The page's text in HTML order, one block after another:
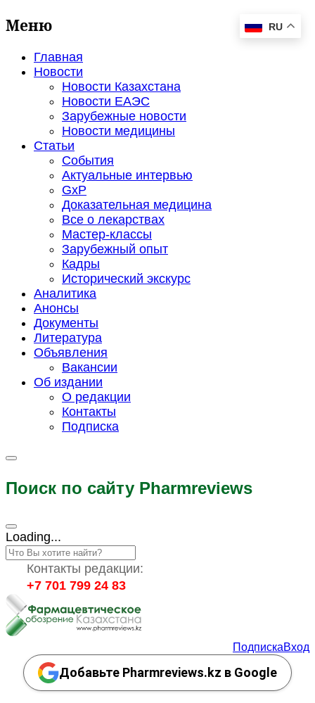
Меню
Главная
Новости
Новости Казахстана
Новости ЕАЭС
Зарубежные новости
Новости медицины
Статьи
События
Актуальные интервью
GxP
Доказательная медицина
Все о лекарствах
Мастер-классы
Зарубежный опыт
Кадры
Исторический экскурс
Аналитика
Анонсы
Документы
Литература
Объявления
Вакансии
Об издании
О редакции
Контакты
Подписка
Поиск по сайту Pharmreviews
Loading...
Контакты редакции:
+7 701 799 24 83
RU
ПодпискаВход
Добавьте Pharmreviews.kz в Google